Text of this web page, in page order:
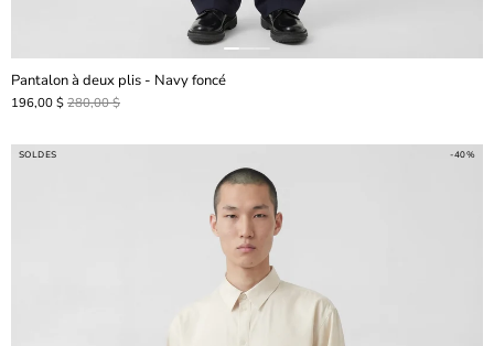
Pantalon à deux plis - Navy foncé
196,00 $ 280,00 $
SOLDES -40%